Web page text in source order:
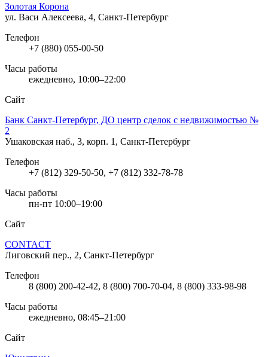
Золотая Корона
ул. Васи Алексеева, 4, Санкт-Петербург
Телефон
+7 (880) 055-00-50
Часы работы
ежедневно, 10:00–22:00
Сайт
Банк Санкт-Петербург, ДО центр сделок с недвижимостью №
2
Ушаковская наб., 3, корп. 1, Санкт-Петербург
Телефон
+7 (812) 329-50-50, +7 (812) 332-78-78
Часы работы
пн-пт 10:00–19:00
Сайт
CONTACT
Лиговский пер., 2, Санкт-Петербург
Телефон
8 (800) 200-42-42, 8 (800) 700-70-04, 8 (800) 333-98-98
Часы работы
ежедневно, 08:45–21:00
Сайт